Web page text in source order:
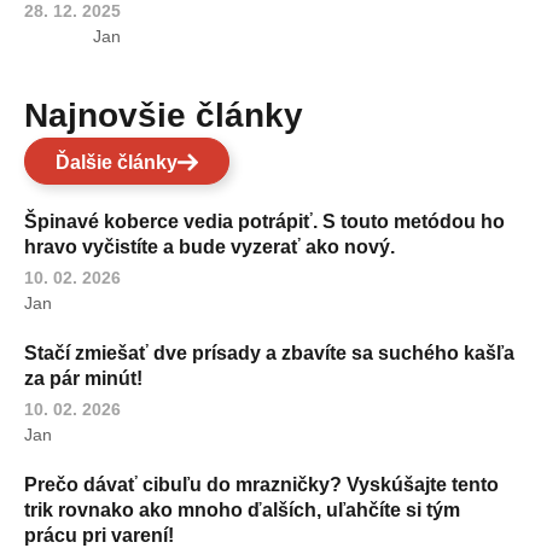
28. 12. 2025
Jan
Najnovšie články
Ďalšie články
Špinavé koberce vedia potrápiť. S touto metódou ho
hravo vyčistíte a bude vyzerať ako nový.
10. 02. 2026
Jan
Stačí zmiešať dve prísady a zbavíte sa suchého kašľa
za pár minút!
10. 02. 2026
Jan
Prečo dávať cibuľu do mrazničky? Vyskúšajte tento
trik rovnako ako mnoho ďalších, uľahčíte si tým
prácu pri varení!